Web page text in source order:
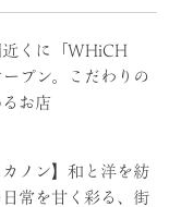
近くに「WHiCH
プン。こだわりの
お店
カノン】和と洋を紡
常を甘く彩る、街